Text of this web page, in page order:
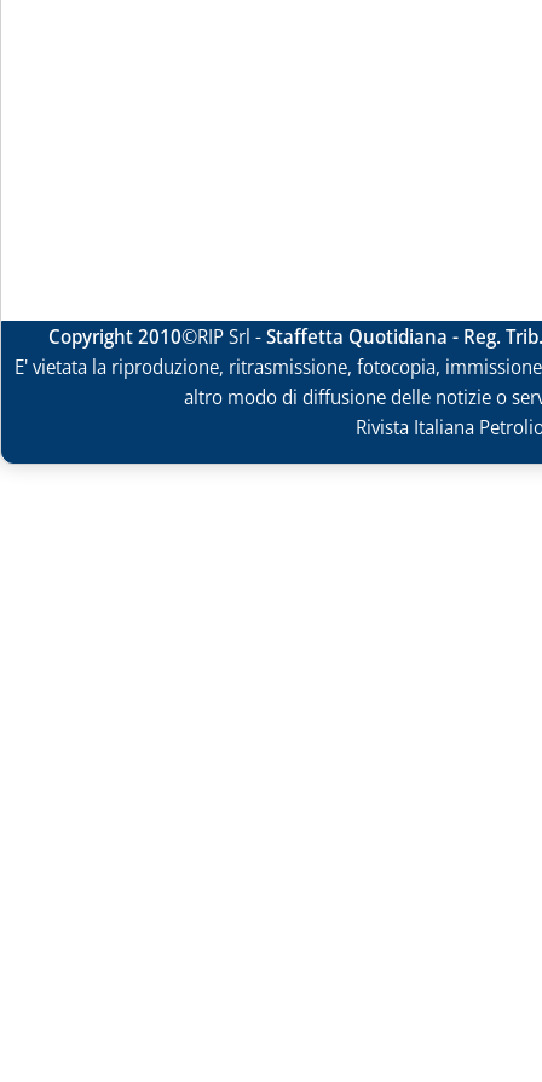
Copyright 2010©RIP Srl -Staffetta Quotidiana - Reg.
E' vietata la riproduzione, ritrasmissione, fotocopia,
altro modo di diffusione delle notizie o
Rivista Italiana